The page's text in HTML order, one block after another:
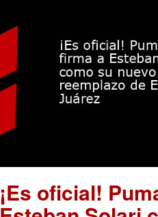
¡Es oficial!